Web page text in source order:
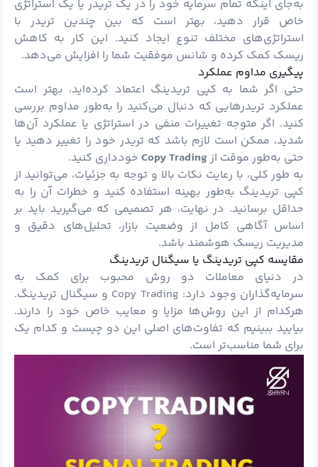
به‌جای اینکه تمام سرمایه خود را در یک تریدر یا یک استراتژی
خاص قرار دهید، بهتر است که بین چندین تریدر با
استراتژی‌های مختلف تنوع ایجاد کنید. این کار به کاهش
ریسک کمک کرده و شانس موفقیت شما را افزایش می‌دهد.
پیگیری مداوم عملکرد
حتی اگر شما به کپی تریدینگ اعتماد کرده‌اید، بهتر است
عملکرد تریدرهایی که دنبال می‌کنید را به‌طور مداوم بررسی
کنید. اگر متوجه تغییرات منفی در استراتژی یا عملکرد آن‌ها
شدید، ممکن است لازم باشد که تریدر خود را تغییر دهید یا
حتی به‌طور موقت از Copy Trading خودداری کنید.
به طور کلی، با رعایت نکات بالا و توجه به جزئیات، می‌توانید از
کپی تریدینگ به‌طور بهینه استفاده کنید و خطرات آن را به
حداقل برسانید. در نهایت، هر تصمیمی که می‌گیرید باید بر
اساس آگاهی کامل از وضعیت بازار، تحلیل‌های دقیق و
مدیریت ریسک هوشمند باشد.
مقایسه کپی تریدینگ یا سیگنال تریدینگ
در دنیای معاملات دو روش محبوب برای کمک به
سرمایه‌گذاران وجود دارد: Copy Trading و سیگنال تریدینگ.
هرکدام از این روش‌ها مزایا و معایب خاص خود را دارند.
بیایید ببینیم که تفاوت‌های اصلی این دو چیست و کدام یک
برای شما مناسب‌تر است.